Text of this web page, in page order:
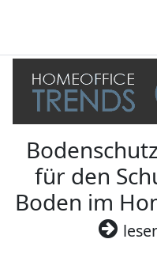
für den
Boden im